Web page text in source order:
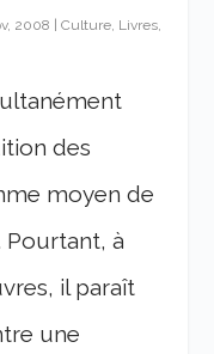
2008 |Culture, Livres,
des
moyen de
Pourtant, à
il paraît
une